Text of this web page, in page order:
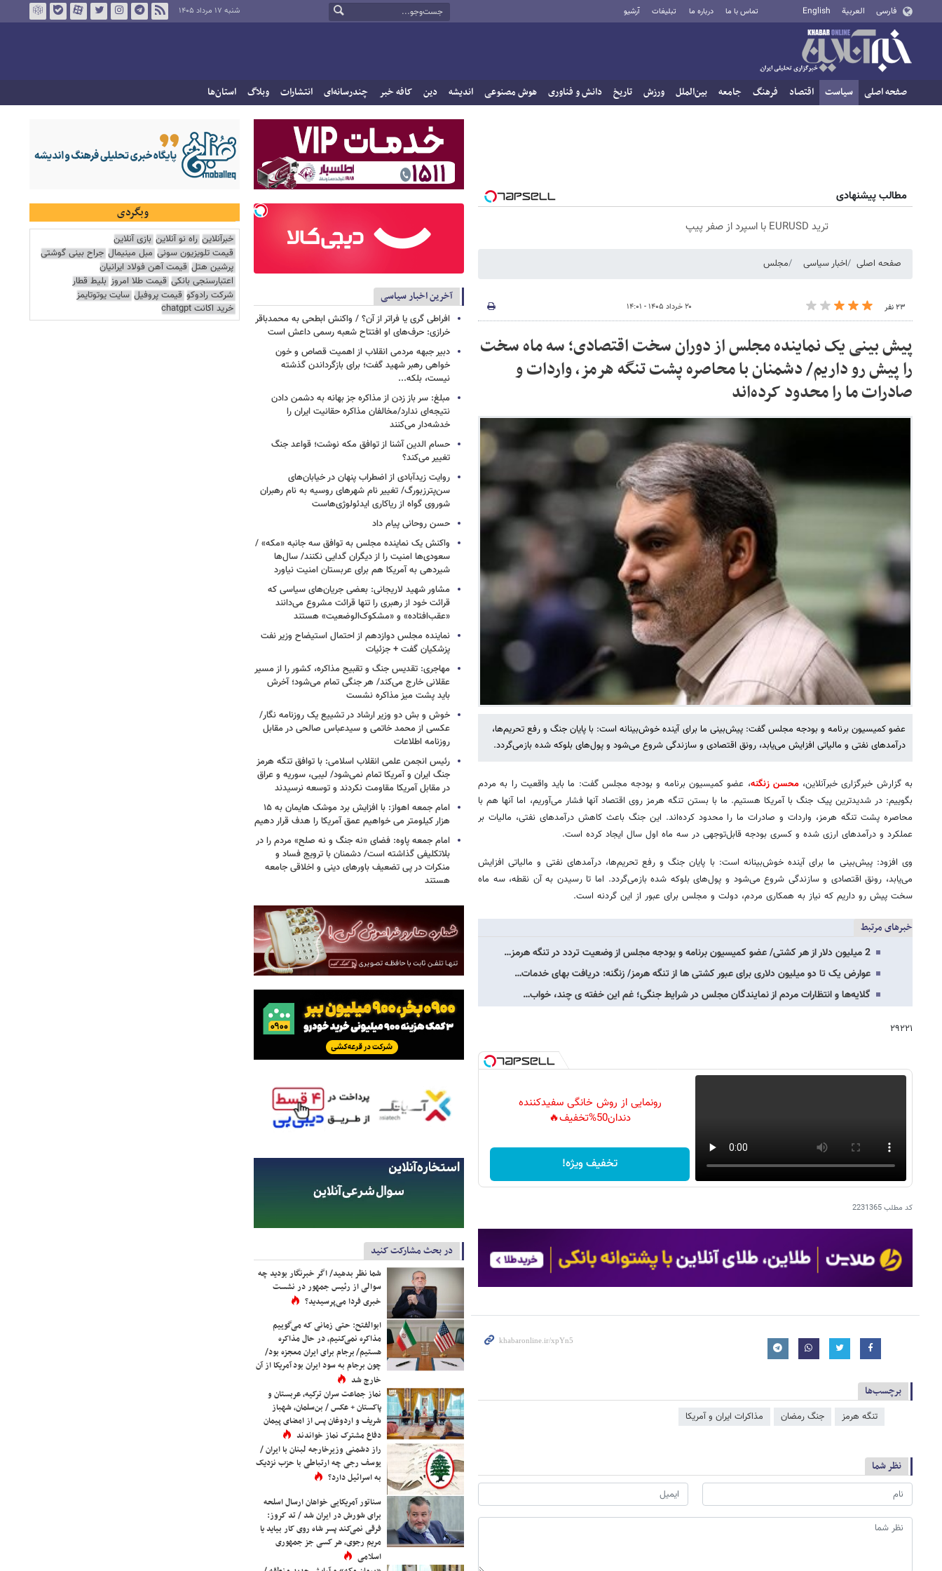
فارسی العربية English تماس با ما درباره ما تبلیغات آرشیو شنبه ۱۷ مرداد ۱۴۰۵
صفحه اصلی سیاست اقتصاد فرهنگ جامعه بین‌الملل ورزش تاریخ دانش و فناوری هوش مصنوعی اندیشه دین کافه خبر چندرسانه‌ای انتشارات وبلاگ استان‌ها
مطالب پیشنهادی
ترید EURUSD با اسپرد از صفر پیپ
صفحه اصلی اخبار سیاسی مجلس
۲۳ نفر ۲۰ خرداد ۱۴۰۵ - ۱۴:۰۱
پیش بینی یک نماینده مجلس از دوران سخت اقتصادی؛ سه ماه سخت
را پیش رو داریم/ دشمنان با محاصره پشت تنگه هرمز، واردات و
صادرات ما را محدود کرده‌اند
عضو کمیسیون برنامه و بودجه مجلس گفت: پیش‌بینی ما برای آینده خوش‌بینانه است: با پایان جنگ و رفع تحریم‌ها،
درآمدهای نفتی و مالیاتی افزایش می‌یابد، رونق اقتصادی و سازندگی شروع می‌شود و پول‌های بلوکه شده بازمی‌گردد.
به گزارش خبرگزاری خبرآنلاین، محسن زنگنه، عضو کمیسیون برنامه و بودجه مجلس گفت: ما باید واقعیت را به مردم
بگوییم: در شدیدترین پیک جنگ با آمریکا هستیم. ما با بستن تنگه هرمز روی اقتصاد آنها فشار می‌آوریم، اما آنها هم با
محاصره پشت تنگه هرمز، واردات و صادرات ما را محدود کرده‌اند. این جنگ باعث کاهش درآمدهای نفتی، مالیات بر
عملکرد و درآمدهای ارزی شده و کسری بودجه قابل‌توجهی در سه ماه اول سال ایجاد کرده است.
وی افزود: پیش‌بینی ما برای آینده خوش‌بینانه است: با پایان جنگ و رفع تحریم‌ها، درآمدهای نفتی و مالیاتی افزایش
می‌یابد، رونق اقتصادی و سازندگی شروع می‌شود و پول‌های بلوکه شده بازمی‌گردد. اما تا رسیدن به آن نقطه، سه ماه
سخت پیش رو داریم که نیاز به همکاری مردم، دولت و مجلس برای عبور از این گردنه است.
خبرهای مرتبط
2 میلیون دلار از هر کشتی/ عضو کمیسیون برنامه و بودجه مجلس از وضعیت تردد در تنگه هرمز…
عوارض یک تا دو میلیون دلاری برای عبور کشتی ها از تنگه هرمز/ زنگنه: دریافت بهای خدمات…
گلایه‌ها و انتظارات مردم از نمایندگان مجلس در شرایط جنگی؛ غم این خفته ی چند، خواب…
۲۹۲۲۱
رونمایی از روش خانگی سفیدکننده
دندان50%تخفیف🔥
تخفیف ویژه!
کد مطلب2231365
برچسب‌ها
تنگه هرمز جنگ رمضان مذاکرات ایران و آمریکا
نظر شما
آخرین اخبار سیاسی
افراطی گری یا فراتر از آن؟ / واکنش ابطحی به محمدباقر
خرازی: حرف‌های او افتتاح شعبه رسمی داعش است
دبیر جبهه مردمی انقلاب از اهمیت قصاص و خون
خواهی رهبر شهید گفت؛ برای بازگرداندن گذشته
نیست، بلکه...
مبلغ: سر باز زدن از مذاکره‌ جز بهانه به دشمن دادن
نتیجه‌ای ندارد/مخالفان مذاکره حقانیت ایران را
خدشه‌دار می‌کنند
حسام الدین آشنا از توافق مکه نوشت؛ قواعد جنگ
تغییر می‌کند؟
روایت زیدآبادی از اضطراب پنهان در خیابان‌های
سن‌پترزبورگ/ تغییر نام شهرهای روسیه به نام رهبران
شوروی گواه از ریاکاری ایدئولوژی‌هاست
حسن روحانی پیام داد
واکنش یک نماینده مجلس به توافق سه جانبه «مکه» /
سعودی‌ها امنیت را از دیگران گدایی نکنند/ سال‌ها
شیردهی به آمریکا هم برای عربستان امنیت نیاورد
مشاور شهید لاریجانی: بعضی جریان‌های سیاسی که
قرائت خود از رهبری را تنها قرائت مشروع می‌دانند
«عقب‌افتاده» و «مشکوک‌الوضعیت» هستند
نماینده مجلس دوازدهم از احتمال استیضاح وزیر نفت
پزشکیان گفت + جزئیات
مهاجری: تقدیس جنگ و تقبیح مذاکره، کشور را از مسیر
عقلانی خارج می‌کند/ هر جنگی تمام می‌شود؛ آخرش
باید پشت میز مذاکره نشست
خوش و بش دو وزیر ارشاد در تشییع یک روزنامه نگار/
عکسی از محمد خاتمی و سیدعباس صالحی در مقابل
روزنامه اطلاعات
رئیس انجمن علمی انقلاب اسلامی: با توافق تنگه هرمز
جنگ ایران و آمریکا تمام نمی‌شود/ لیبی، سوریه و عراق
در مقابل آمریکا مقاومت نکردند و توسعه نرسیدند
امام‌ جمعه اهواز: با افزایش برد موشک هایمان به ۱۵
هزار کیلومتر می خواهیم عمق آمریکا را هدف قرار دهیم
امام جمعه پاوه: فضای «نه جنگ و نه صلح» مردم را در
بلاتکلیفی گذاشته است/ دشمنان با ترویج فساد و
منکرات در پی تضعیف باورهای دینی و اخلاقی جامعه
هستند
در بحث مشارکت کنید
شما نظر بدهید/ اگر خبرنگار بودید چه
سوالی از رئیس جمهور در نشست
خبری فردا می‌پرسیدید؟
ابوالفتح: حتی زمانی که می‌گوییم
مذاکره نمی‌کنیم، در حال مذاکره
هستیم/ برجام برای ایران معجزه بود/
چون برجام به سود ایران بود آمریکا از آن
خارج شد
نماز جماعت سران ترکیه، عربستان و
پاکستان + عکس / بن‌سلمان، شهباز
شریف و اردوغان پس از امضای پیمان
دفاع مشترک نماز خواندند
راز دشمنی وزیرخارجه لبنان با ایران /
یوسف رجی چه ارتباطی با حزب نزدیک
به اسرائیل دارد؟
سناتور آمریکایی خواهان ارسال اسلحه
برای شورش در ایران شد / تد کروز:
فرقی نمی‌کند پسر شاه روی کار بیاید یا
مریم رجوی، هر کسی جز جمهوری
اسلامی
وبگردی
خبرآنلاین راه نو آنلاین بازی آنلاین
قیمت تلویزیون سونی مبل مینیمال جراح بینی گوشتی
پرشین هتل قیمت آهن فولاد ایرانیان
اعتبارسنجی بانکی قیمت طلا امروز بلیط قطار
شرکت رادوکو قیمت پروفیل سایت یوتوتایمز
خرید اکانت chatgpt